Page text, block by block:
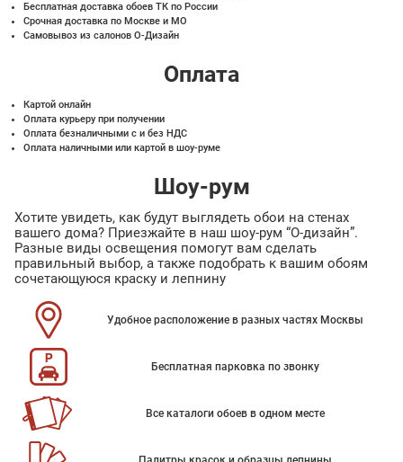
Бесплатная доставка обоев ТК по России
Срочная доставка по Москве и МО
Самовывоз из салонов О-Дизайн
Оплата
Картой онлайн
Оплата курьеру при получении
Оплата безналичными с и без НДС
Оплата наличными или картой в шоу-руме
Шоу-рум
Хотите увидеть, как будут выглядеть обои на стенах
вашего дома? Приезжайте в наш шоу-рум “О-дизайн”.
Разные виды освещения помогут вам сделать
правильный выбор, а также подобрать к вашим обоям
сочетающуюся краску и лепнину
Удобное расположение в разных частях Москвы
Бесплатная парковка по звонку
Все каталоги обоев в одном месте